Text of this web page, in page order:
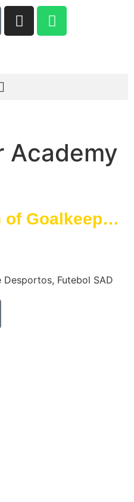
Academy
Goalkeeper
Desportos, Futebol SAD